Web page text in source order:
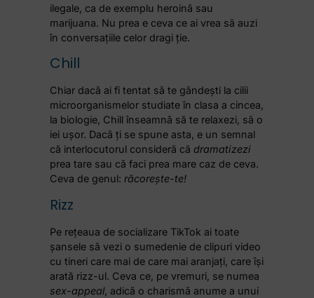
ilegale, ca de exemplu heroină sau
marijuana. Nu prea e ceva ce ai vrea să auzi
în conversațiile celor dragi ție.
Chill
Chiar dacă ai fi tentat să te gândești la cilii
microorganismelor studiate în clasa a cincea,
la biologie, Chill înseamnă să te relaxezi, să o
iei ușor. Dacă ți se spune asta, e un semnal
că interlocutorul consideră că dramatizezi
prea tare sau că faci prea mare caz de ceva.
Ceva de genul: răcorește-te!
Rizz
Pe rețeaua de socializare TikTok ai toate
șansele să vezi o sumedenie de clipuri video
cu tineri care mai de care mai aranjați, care își
arată rizz-ul. Ceva ce, pe vremuri, se numea
sex-appeal, adică o charismă anume a unui